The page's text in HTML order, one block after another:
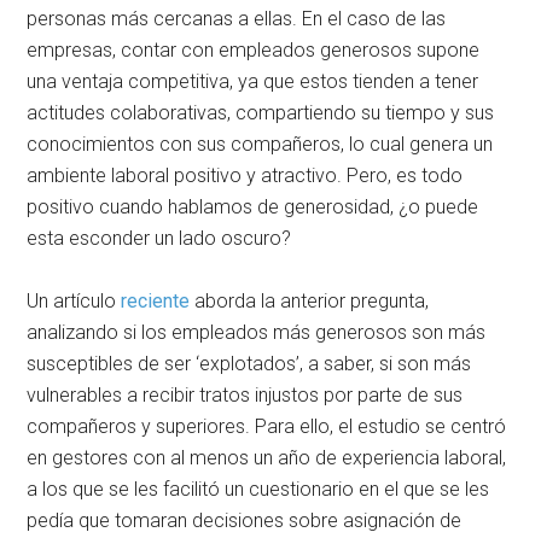
personas más cercanas a ellas. En el caso de las
empresas, contar con empleados generosos supone
una ventaja competitiva, ya que estos tienden a tener
actitudes colaborativas, compartiendo su tiempo y sus
conocimientos con sus compañeros, lo cual genera un
ambiente laboral positivo y atractivo. Pero, es todo
positivo cuando hablamos de generosidad, ¿o puede
esta esconder un lado oscuro?
Un artículoreciente aborda la anterior pregunta,
analizando si los empleados más generosos son más
susceptibles de ser ‘explotados’, a saber, si son más
vulnerables a recibir tratos injustos por parte de sus
compañeros y superiores. Para ello, el estudio se centró
en gestores con al menos un año de experiencia laboral,
a los que se les facilitó un cuestionario en el que se les
pedía que tomaran decisiones sobre asignación de